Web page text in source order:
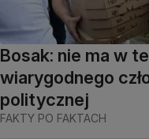
Bosak: nie ma w
wiarygodnego
politycznej
FAKTY PO FAKTACH